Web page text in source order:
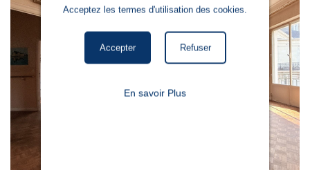
Acceptez les termes d'utilisation des cookies.
Accepter Refuser
En savoir Plus